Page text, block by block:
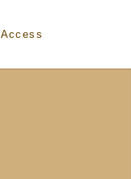
Access